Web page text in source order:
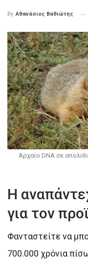
By Αθανάσιος Βαθιώτης
Αρχαίο DNA σε
Η
για τον
Φανταστείτε να
700.000 χρόνια